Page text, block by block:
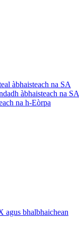
àbhaisteach na SA
àbhaisteach na SA
na h-Eòrpa
agus bhalbhaichean